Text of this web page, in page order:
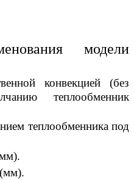
модели
конвекцией (без
теплообменник
теплообменника под